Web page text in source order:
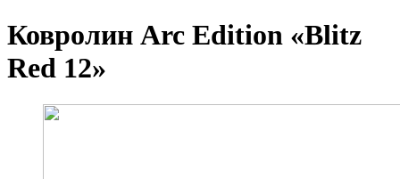
Ковролин Arc Edition «Blitz
Red 12»